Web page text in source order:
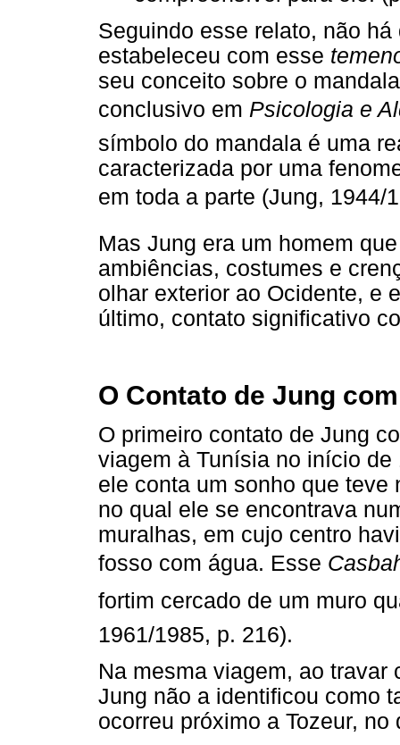
Seguindo esse relato, não
estabeleceu com esse
seu conceito sobre o
conclusivo em Psicologia e
símbolo do mandala é uma
caracterizada por uma
em toda a parte (Jung, 1944/
Mas Jung era um homem
ambiências, costumes e
olhar exterior ao Ocidente, e
último, contato significativo
O Contato de Jung
O primeiro contato de Jung
viagem à Tunísia no início
ele conta um sonho que
no qual ele se encontrava
muralhas, em cujo centro
fosso com água. Esse
fortim cercado de um muro
1961/1985, p. 216).
Na mesma viagem, ao
Jung não a identificou como
ocorreu próximo a Tozeur, no